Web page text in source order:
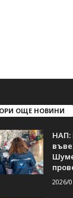
ОЩЕ НОВИНИ
НАП:
2026/